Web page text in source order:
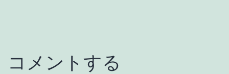
コメントする